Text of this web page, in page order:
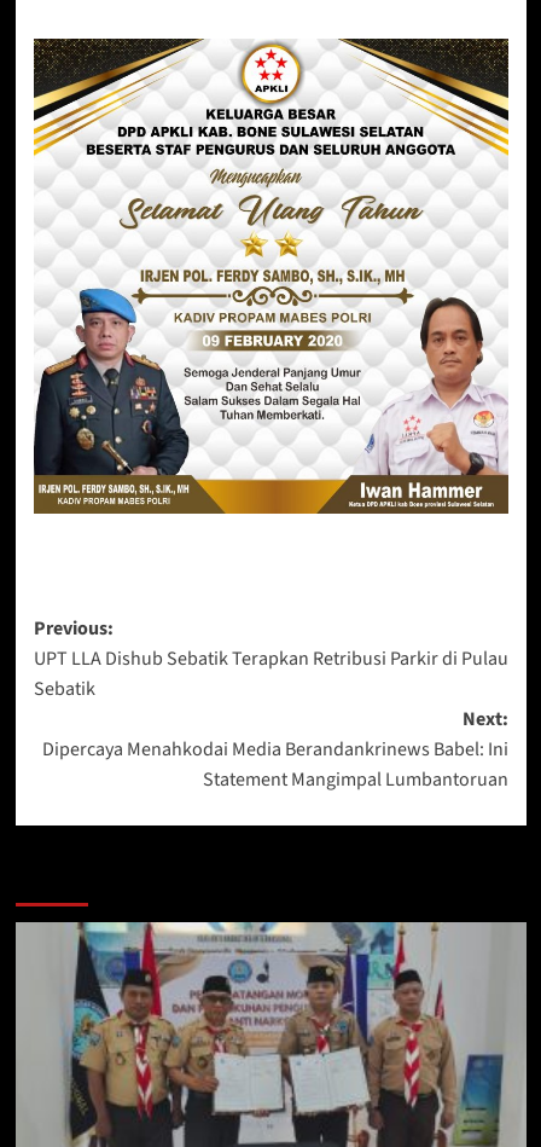
Post
navigation
Previous:
UPT LLA Dishub Sebatik Terapkan Retribusi Parkir di Pulau
Sebatik
Next:
Dipercaya Menahkodai Media Berandankrinews Babel: Ini
Statement Mangimpal Lumbantoruan